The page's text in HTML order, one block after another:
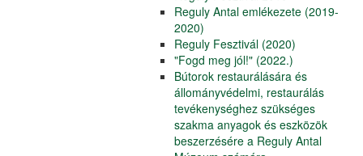
Reguly Antal emlékezete (2019-
2020)
Reguly Fesztivál (2020)
"Fogd meg jól!" (2022.)
Bútorok restaurálására és
állományvédelmi, restaurálás
tevékenységhez szükséges
szakma anyagok és eszközök
beszerzésére a Reguly Antal